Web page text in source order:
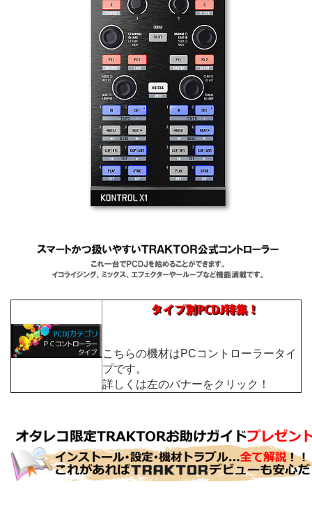
こちらの機材はPCコントローラータイ
プです。
詳しくは左のバナーをクリック！